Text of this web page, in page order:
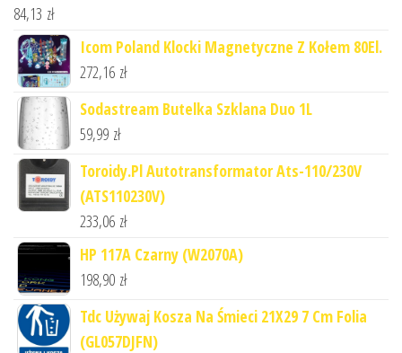
84,13 zł
Icom Poland Klocki Magnetyczne Z Kołem 80El.
272,16 zł
Sodastream Butelka Szklana Duo 1L
59,99 zł
Toroidy.Pl Autotransformator Ats-110/230V
(ATS110230V)
233,06 zł
HP 117A Czarny (W2070A)
198,90 zł
Tdc Używaj Kosza Na Śmieci 21X29 7 Cm Folia
(GL057DJFN)